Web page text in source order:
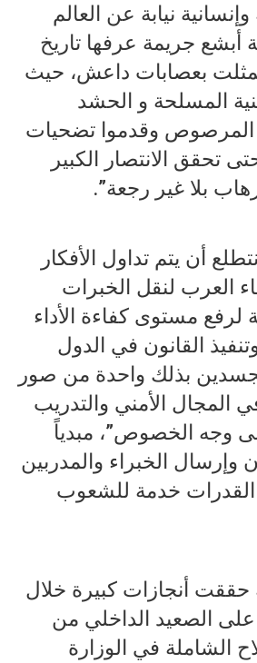
نيابة عن العالم
أبشع جريمة عرفها تاريخ
بعصابات داعش، حيث
المسلحة و الحشد
المرصوص وقدموا تضحيات
تحقق الانتصار الكبير
بلا غير رجعة”.
أن يتم تداول الأفكار
العرب لنقل الخبرات
لرفع مستوى كفاءة الأداء
وتنفيذ القانون في الدول
مجسدين بذلك واحدة من صور
المجال الأمني والتدريب
وجه الخصوص”، مبدياً
وإرسال الخبراء والمدربين
القدرات خدمة للشعوب
حققت أنجازات كبيرة خلال
العام 2023، على الصعيد الداخلي من
الشاملة في الوزارة